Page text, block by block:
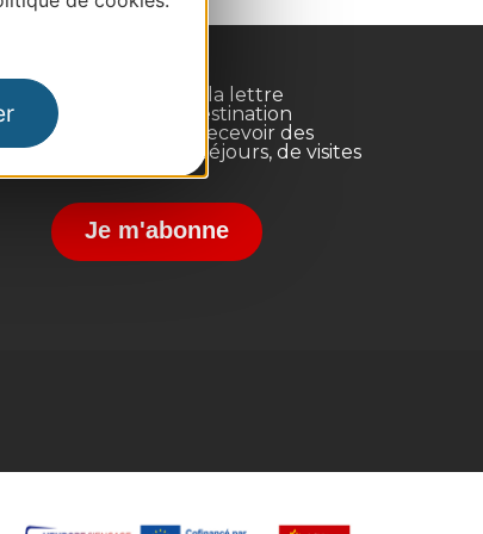
Inscrivez-vous à la lettre
d'information Destination
Occitanie pour recevoir des
suggestions de séjours, de visites
et de sorties.
Je m'abonne